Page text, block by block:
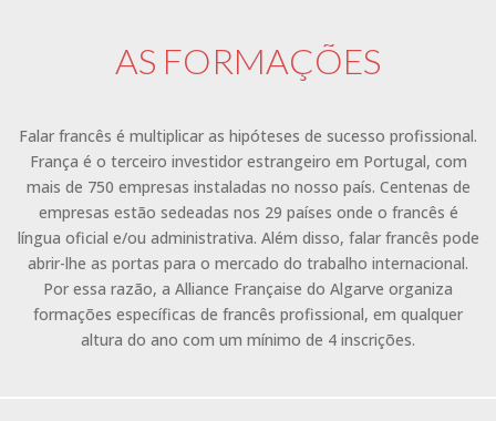
AS FORMAÇÕES
Falar francês é multiplicar as hipóteses de sucesso profissional.
França é o terceiro investidor estrangeiro em Portugal, com
mais de 750 empresas instaladas no nosso país. Centenas de
empresas estão sedeadas nos 29 países onde o francês é
língua oficial e/ou administrativa. Além disso, falar francês pode
abrir-lhe as portas para o mercado do trabalho internacional.
Por essa razão, a Alliance Française do Algarve organiza
formações específicas de francês profissional, em qualquer
altura do ano com um mínimo de 4 inscrições.